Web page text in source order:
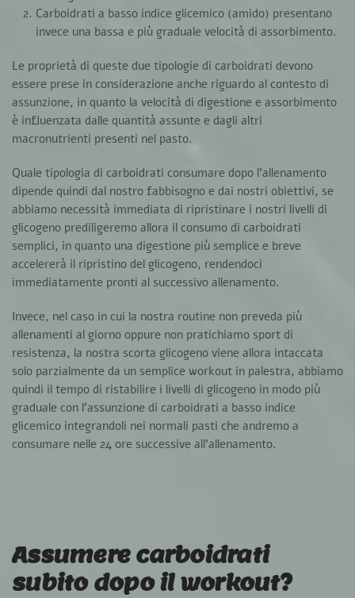
Carboidrati a basso indice glicemico (amido) presentano
invece una bassa e più graduale velocità di assorbimento.
Le proprietà di queste due tipologie di carboidrati devono
essere prese in considerazione anche riguardo al contesto di
assunzione, in quanto la velocità di digestione e assorbimento
è influenzata dalle quantità assunte e dagli altri
macronutrienti presenti nel pasto.
Quale tipologia di carboidrati consumare dopo l’allenamento
dipende quindi dal nostro fabbisogno e dai nostri obiettivi, se
abbiamo necessità immediata di ripristinare i nostri livelli di
glicogeno prediligeremo allora il consumo di carboidrati
semplici, in quanto una digestione più semplice e breve
accelererà il ripristino del glicogeno, rendendoci
immediatamente pronti al successivo allenamento.
Invece, nel caso in cui la nostra routine non preveda più
allenamenti al giorno oppure non pratichiamo sport di
resistenza, la nostra scorta glicogeno viene allora intaccata
solo parzialmente da un semplice workout in palestra, abbiamo
quindi il tempo di ristabilire i livelli di glicogeno in modo più
graduale con l’assunzione di carboidrati a basso indice
glicemico integrandoli nei normali pasti che andremo a
consumare nelle 24 ore successive all’allenamento.
Assumere carboidrati
subito dopo il workout?